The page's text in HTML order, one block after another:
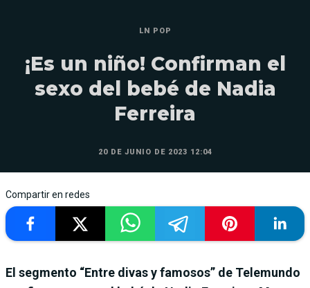
LN POP
¡Es un niño! Confirman el
sexo del bebé de Nadia
Ferreira
20 DE JUNIO DE 2023 12:04
Compartir en redes
El segmento “Entre divas y famosos” de Telemundo